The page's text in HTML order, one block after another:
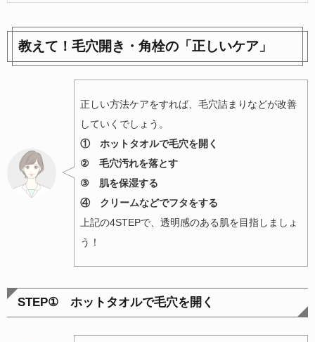
教えて！毛穴開き・角栓の「正しいケア」
正しい方法ケアをすれば、毛穴詰まりなどが改善
していくでしょう。
① ホットタオルで毛穴を開く
② 毛穴汚れを落とす
③ 肌を保湿する
④ クリームなどでフタをする
上記の4STEPで、透明感のある肌を目指しましょ
う！
STEP① ホットタオルで毛穴を開く